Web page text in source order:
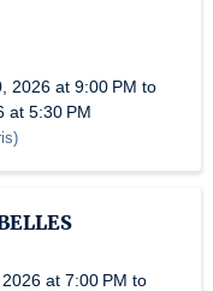
2026 at 9:00 PM to
at 5:30 PM
)
at 7:00 PM to